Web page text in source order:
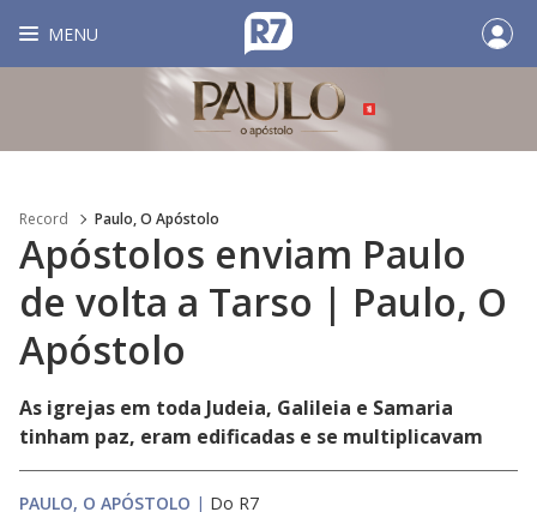
MENU
Record Paulo, O Apóstolo
Apóstolos enviam Paulo
de volta a Tarso | Paulo, O
Apóstolo
As igrejas em toda Judeia, Galileia e Samaria
tinham paz, eram edificadas e se multiplicavam
PAULO, O APÓSTOLO | Do R7